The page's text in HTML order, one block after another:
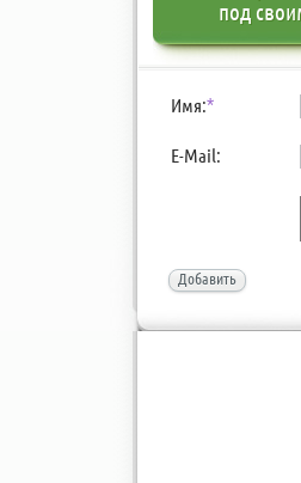
под
Имя:*
E-Mail:
Добавить